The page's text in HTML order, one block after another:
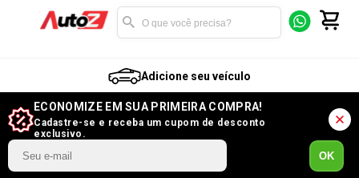
Adicione seu veículo
ECONOMIZE EM SUA PRIMEIRA COMPRA!
Cadastre-se e receba um cupom de desconto
exclusivo.
OK